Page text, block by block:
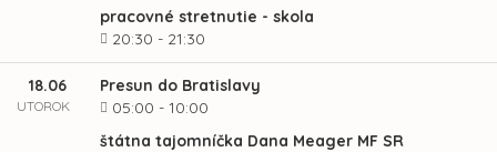
pracovné stretnutie - skola
20:30 - 21:30
18.06
UTOROK
Presun do Bratislavy
05:00 - 10:00
štátna tajomníčka Dana Meager MF SR